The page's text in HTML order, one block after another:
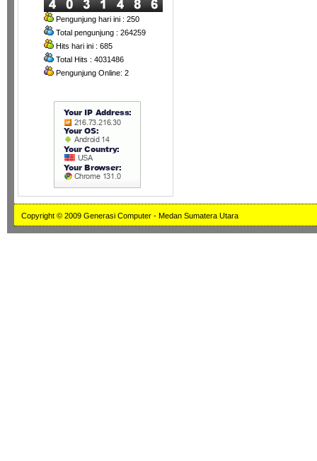
Pengunjung hari ini : 250
Total pengunjung : 264259
Hits hari ini : 685
Total Hits : 4031486
Pengunjung Online: 2
Copyright © 2009 Generasi Computer - Medan Sumatera Utara